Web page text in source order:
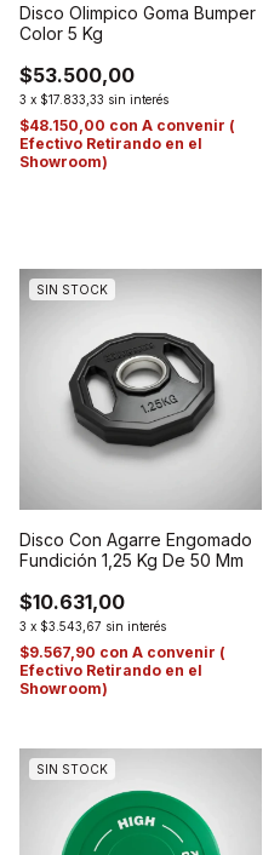
Disco Olimpico Goma Bumper
Color 5 Kg
$53.500,00
3 x $17.833,33 sin interés
$48.150,00 con A convenir (
Efectivo Retirando en el
Showroom)
SIN STOCK
Disco Con Agarre Engomado
Fundición 1,25 Kg De 50 Mm
$10.631,00
3 x $3.543,67 sin interés
$9.567,90 con A convenir (
Efectivo Retirando en el
Showroom)
SIN STOCK